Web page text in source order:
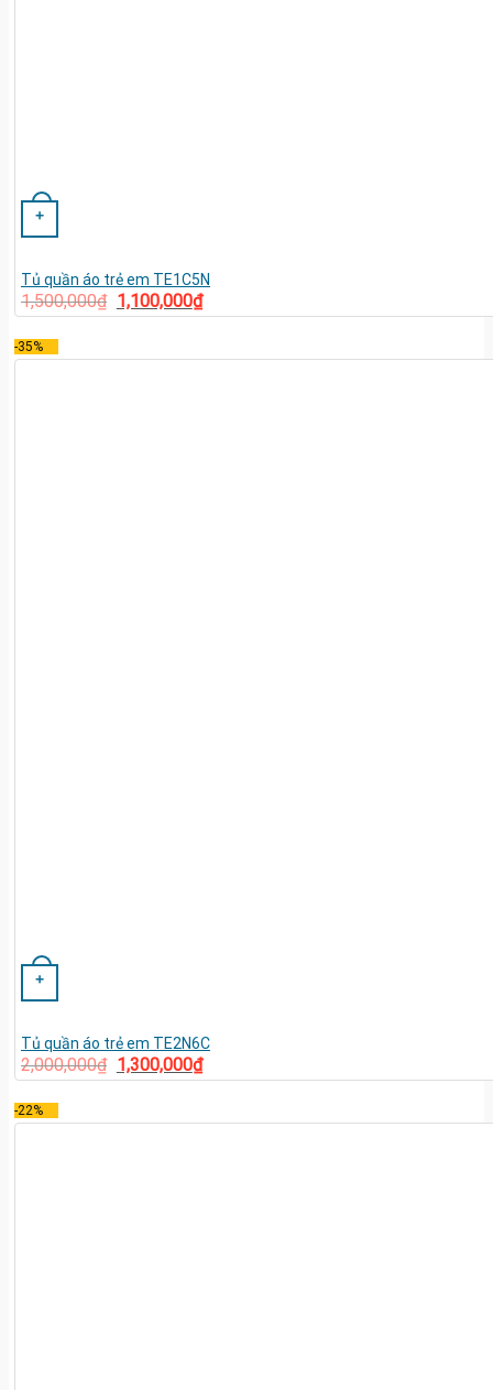
+
Tủ quần áo trẻ em TE1C5N
1,500,000₫ 1,100,000₫
-35%
+
Tủ quần áo trẻ em TE2N6C
2,000,000₫ 1,300,000₫
-22%